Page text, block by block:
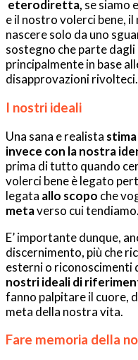
eterodiretta, se siamo
e il nostro volerci bene, il
nascere solo da uno
sostegno che parte
principalmente in base
disapprovazioni rivolteci.
I nostri ideali
Una sana e realista
invece con la nostra
prima di tutto quando
volerci bene è legato
legata allo scopo che
metaverso cui tendiamo.
E’ importante dunque,
discernimento, più che
esterni o riconoscimenti
nostri ideali di
fanno palpitare il cuore,
meta della nostra vita.
Fare memoria della